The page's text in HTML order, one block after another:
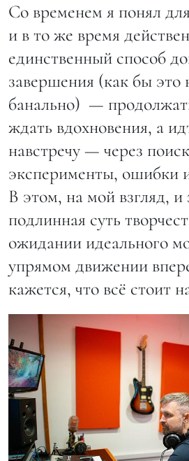
Со временем я понял
и в то же время
единственный способ
завершения (как бы это
банально) —
ждать вдохновения, а
навстречу — через
эксперименты, ошибки
В этом, на мой взгляд, и
подлинная суть
ожидании идеального
упрямом движении
кажется, что всё стоит